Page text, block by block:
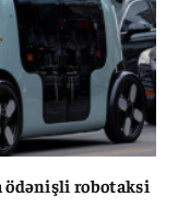
ödənişli robotaksi